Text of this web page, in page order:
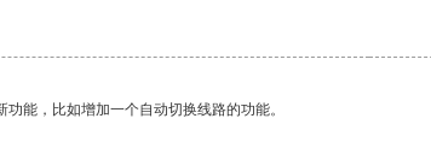
能，比如增加一个自动切换线路的功能。